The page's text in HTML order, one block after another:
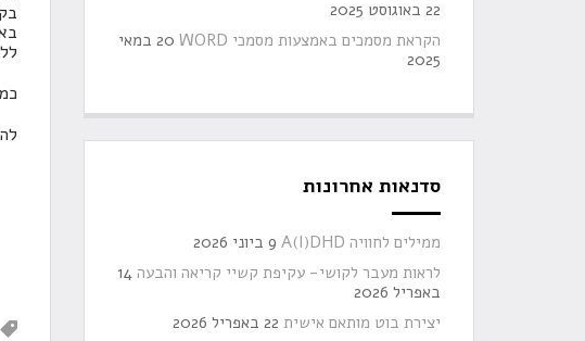
22 באוגוסט 2025
הקראת מסמכים באמצעות מסמכי WORD
20 במאי
2025
סדנאות אחרונות
ממילים לחוויה A(I)DHD
9 ביוני 2026
לראות מעבר לקושי- עקיפת קשיי קריאה והבעה 14
באפריל 2026
יצירת בוט מותאם אישית 22 באפריל 2026